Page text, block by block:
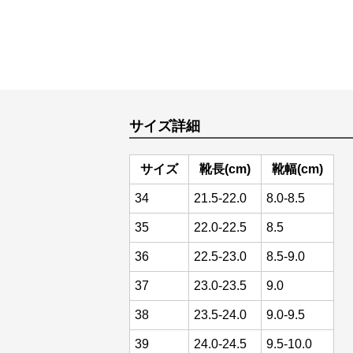
サイズ詳細
サイズ 靴長(cm) 靴幅(cm)
34 21.5-22.0 8.0-8.5
35 22.0-22.5 8.5
36 22.5-23.0 8.5-9.0
37 23.0-23.5 9.0
38 23.5-24.0 9.0-9.5
39 24.0-24.5 9.5-10.0